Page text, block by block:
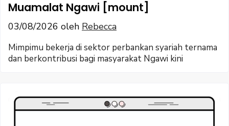
Muamalat Ngawi [mount]
03/08/2026 oleh Rebecca
Mimpimu bekerja di sektor perbankan syariah ternama
dan berkontribusi bagi masyarakat Ngawi kini